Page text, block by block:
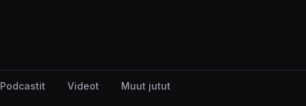
Podcastit Videot Muut jutut